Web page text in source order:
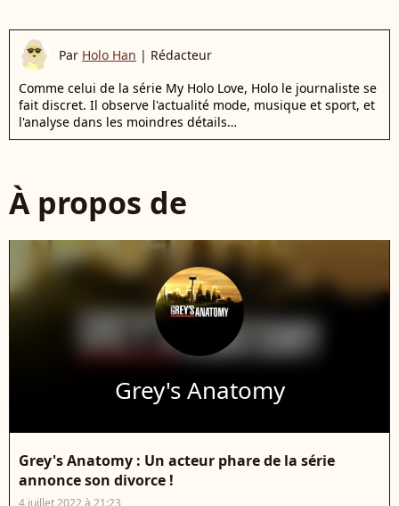
Par Holo Han | Rédacteur
Comme celui de la série My Holo Love, Holo le journaliste se
fait discret. Il observe l'actualité mode, musique et sport, et
l'analyse dans les moindres détails…
À propos de
Grey's Anatomy
Grey's Anatomy : Un acteur phare de la série
annonce son divorce !
4 juillet 2022 à 21:23